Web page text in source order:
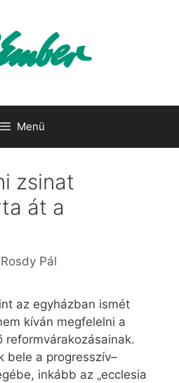
Menü
zsinat
át a
Rosdy Pál
az egyházban ismét
kíván megfelelni a
reformvárakozásainak.
bele a progresszív–
inkább az „ecclesia